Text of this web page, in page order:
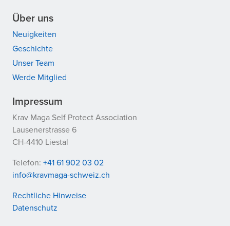
Über uns
Neuigkeiten
Geschichte
Unser Team
Werde Mitglied
Impressum
Krav Maga Self Protect Association
Lausenerstrasse 6
CH-4410 Liestal
Telefon: +41 61 902 03 02
info@kravmaga-schweiz.ch
Rechtliche Hinweise
Datenschutz